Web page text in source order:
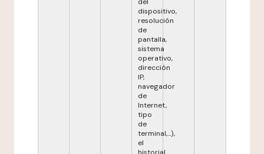
dispositivo,
resolución
de
pantalla,
sistema
operativo,
dirección
IP,
navegador
de
Internet,
tipo
de
terminal,...),
el